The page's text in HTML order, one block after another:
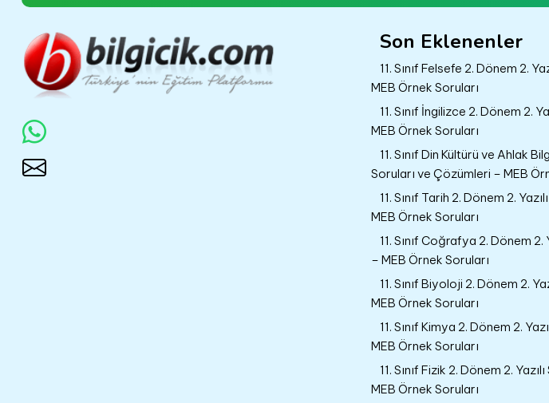
Son Eklenenler
11. Sınıf Felsefe 2. Dönem 2.
MEB Örnek Soruları
11. Sınıf İngilizce 2. Dönem 2.
MEB Örnek Soruları
11. Sınıf Din Kültürü ve Ahlak
Soruları ve Çözümleri – MEB
11. Sınıf Tarih 2. Dönem 2.
MEB Örnek Soruları
11. Sınıf Coğrafya 2. Dönem
– MEB Örnek Soruları
11. Sınıf Biyoloji 2. Dönem 2.
MEB Örnek Soruları
11. Sınıf Kimya 2. Dönem 2.
MEB Örnek Soruları
11. Sınıf Fizik 2. Dönem 2.
MEB Örnek Soruları